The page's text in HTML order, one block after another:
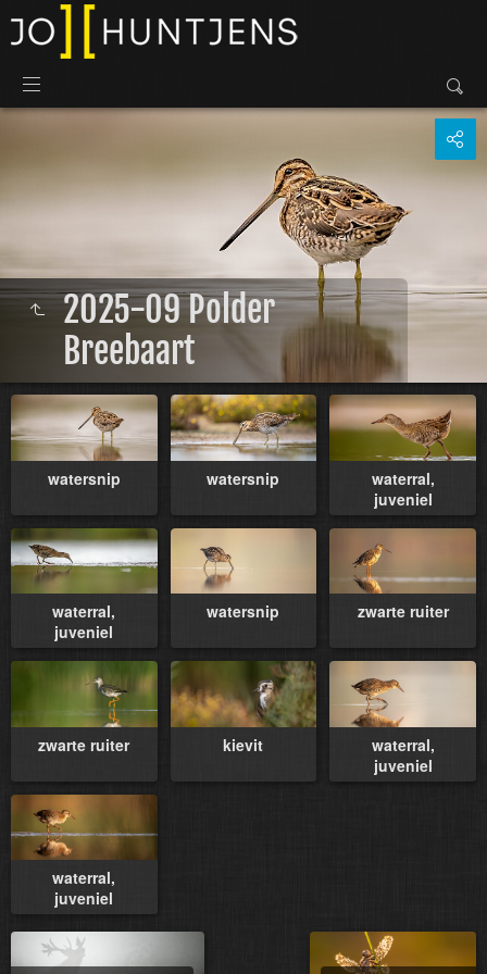
2025-09 Polder
Breebaart
watersnip watersnip
waterral,
juveniel
waterral,
juveniel
watersnip zwarte ruiter
zwarte ruiter kievit
waterral,
juveniel
waterral,
juveniel